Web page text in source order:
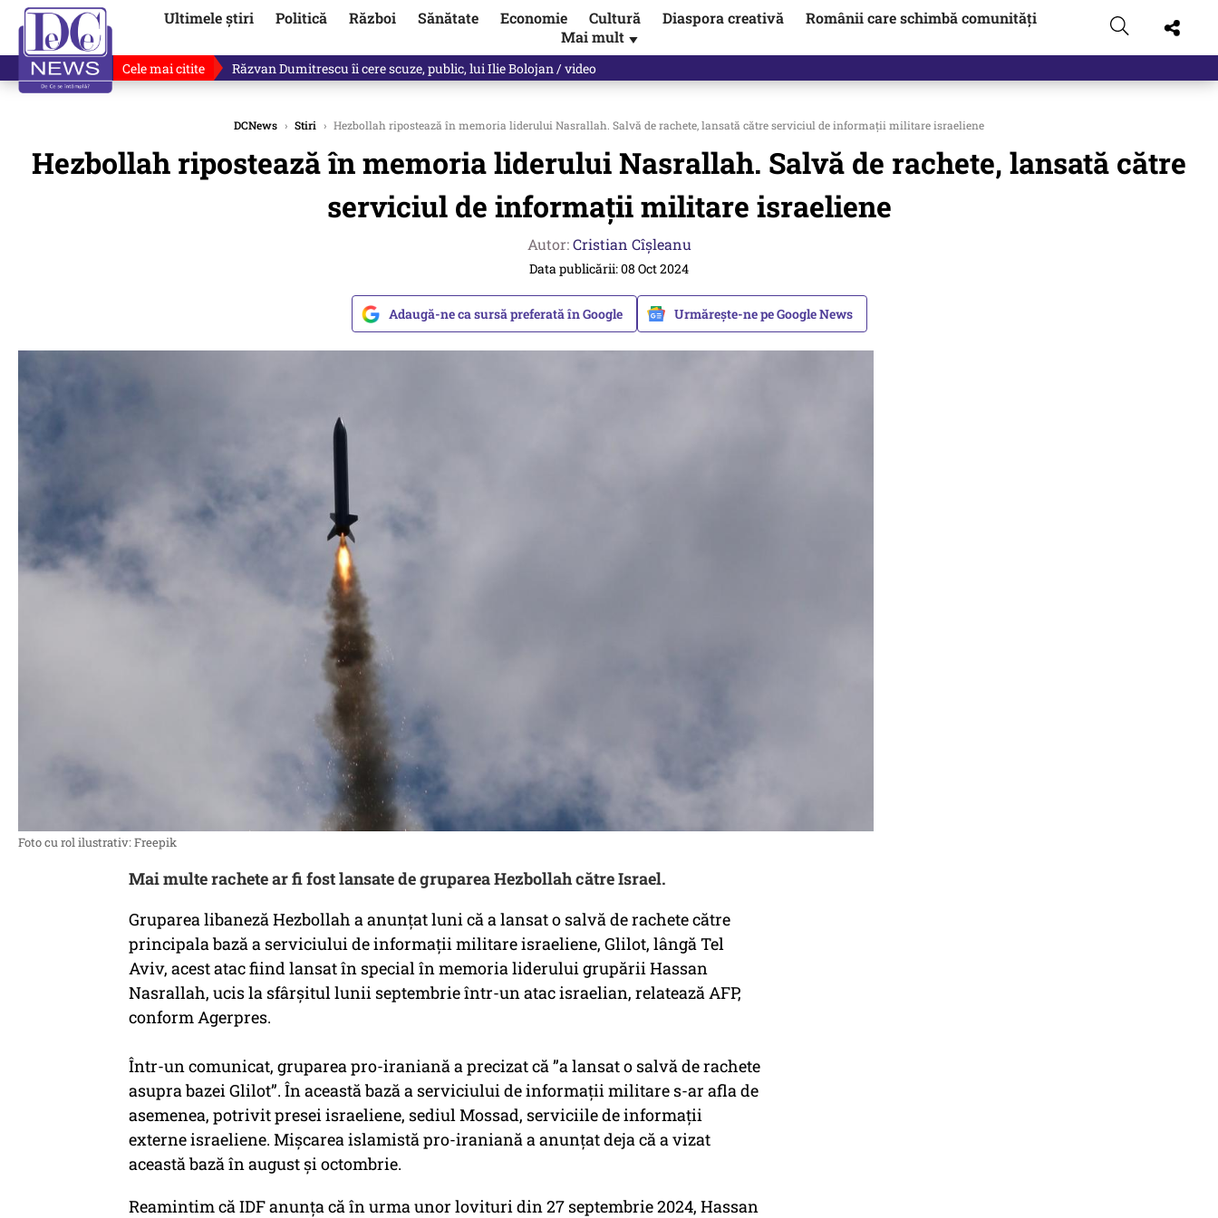
Ultimele știri Politică Război Sănătate Economie Cultură Diaspora creativă
Românii care schimbă comunități
Mai mult ▼
Cele mai citite Răzvan Dumitrescu îi cere scuze, public, lui Ilie Bolojan / video
DCNews › Stiri › Hezbollah ripostează în memoria liderului Nasrallah. Salvă de rachete, lansată către serviciul de informații militare israeliene
Hezbollah ripostează în memoria liderului Nasrallah. Salvă de rachete, lansată către
serviciul de informații militare israeliene
Autor:Cristian Cîșleanu
Data publicării: 08 Oct 2024
Adaugă-ne ca sursă preferată în Google Urmărește-ne pe Google News
Foto cu rol ilustrativ: Freepik
Mai multe rachete ar fi fost lansate de gruparea Hezbollah către Israel.
Gruparea libaneză Hezbollah a anunţat luni că a lansat o salvă de rachete către
principala bază a serviciului de informaţii militare israeliene, Glilot, lângă Tel
Aviv, acest atac fiind lansat în special în memoria liderului grupării Hassan
Nasrallah, ucis la sfârşitul lunii septembrie într-un atac israelian, relatează AFP,
conform Agerpres.
Într-un comunicat, gruparea pro-iraniană a precizat că ”a lansat o salvă de rachete
asupra bazei Glilot”. În această bază a serviciului de informaţii militare s-ar afla de
asemenea, potrivit presei israeliene, sediul Mossad, serviciile de informaţii
externe israeliene. Mişcarea islamistă pro-iraniană a anunţat deja că a vizat
această bază în august şi octombrie.
Reamintim că IDF anunța că în urma unor lovituri din 27 septembrie 2024, Hassan